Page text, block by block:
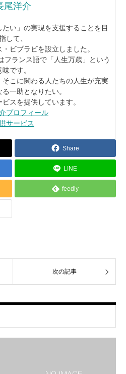
尾洋介
い」の実現を支援することを目
して、
ビブラビを設立しました。
フランス語で「人生万歳」という
味です。
こに関わる人たちの人生が充実
一助となりたい。
スを提供しています。
プロフィール
サービス
Share
LINE
feedly
次の記事